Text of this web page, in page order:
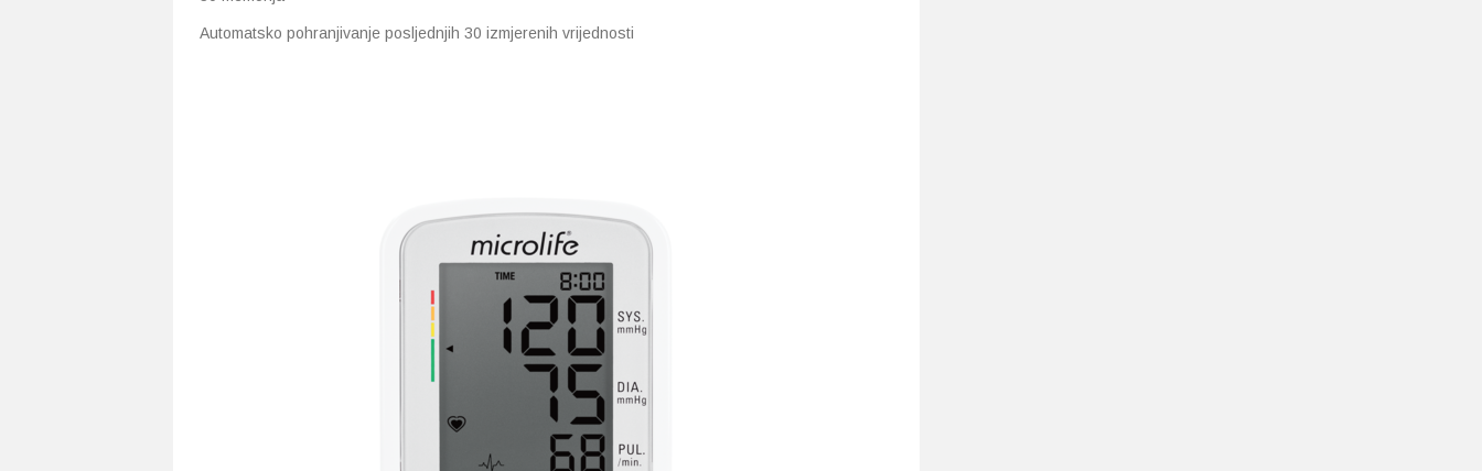
Automatsko pohranjivanje posljednjih 30 izmjerenih vrijednosti